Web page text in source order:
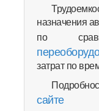
назначения
по
затрат по
сайте